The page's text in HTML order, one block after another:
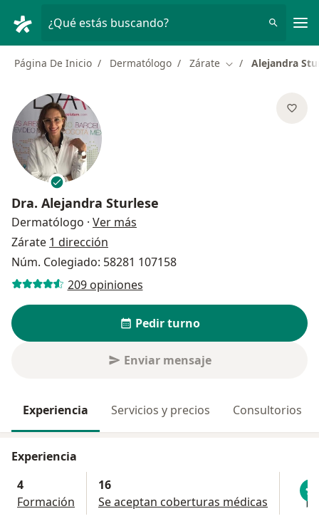
¿Qué estás buscando?
Página De Inicio Dermatólogo Zárate Cambiar de ciudad
Alejandra
Dra. Alejandra Sturlese
Dermatólogo · Ver más
Zárate 1 dirección
Núm. Colegiado: 58281 107158
209 opiniones
Pedir turno
Enviar mensaje
Experiencia Servicios y precios Consultorios
Experiencia
4
Formación
16
Se aceptan coberturas médicas